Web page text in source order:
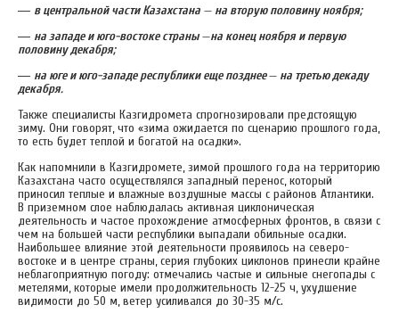
— в центральной части Казахстана — на вторую половину ноября;
— на западе и юго-востоке страны—на конец ноября и первую
половину декабря;
— на юге и юго-западе республикиеще позднее— на третью декаду
декабря.
Также специалисты Казгидромета спрогнозировали предстоящую
зиму. Они говорят, что «зима ожидается по сценарию прошлого года,
то есть будет теплой и богатой на осадки».
Как напомнили в Казгидромете, зимой прошлого года на территорию
Казахстана часто осуществлялся западный перенос, который
приносил теплые и влажные воздушные массы с районов Атлантики.
В приземном слое наблюдалась активная циклоническая
деятельность и частое прохождение атмосферных фронтов, в связи с
чем на большей части республики выпадали обильные осадки.
Наибольшее влияние этой деятельности проявилось на северо-
востоке и в центре страны, серия глубоких циклонов принесли крайне
неблагоприятную погоду: отмечались частые и сильные снегопады с
метелями, которые имели продолжительность 12-25 ч, ухудшение
видимости до 50 м, ветер усиливался до 30-35 м/с.